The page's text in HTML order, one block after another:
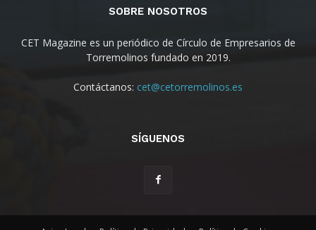
SOBRE NOSOTROS
CET Magazine es un periódico de Círculo de Empresarios de
Torremolinos fundado en 2019.
Contáctanos: cet@cetorremolinos.es
SÍGUENOS